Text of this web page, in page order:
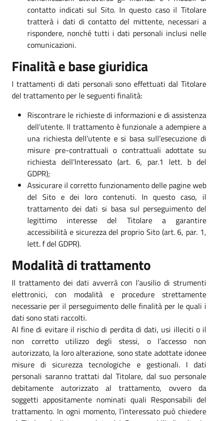
contatto indicati sul Sito. In questo caso il Titolare
tratterà i dati di contatto del mittente, necessari a
rispondere, nonché tutti i dati personali inclusi nelle
comunicazioni.
Finalità e base giuridica
I trattamenti di dati personali sono effettuati dal Titolare
del trattamento per le seguenti finalità:
Riscontrare le richieste di informazioni e di assistenza
dell’utente. Il trattamento è funzionale a adempiere a
una richiesta dell’utente e si basa sull’esecuzione di
misure pre-contrattuali o contrattuali adottate su
richiesta dell’Interessato (art. 6, par.1 lett. b del
GDPR);
Assicurare il corretto funzionamento delle pagine web
del Sito e dei loro contenuti. In questo caso, il
trattamento dei dati si basa sul perseguimento del
legittimo interesse del Titolare a garantire
accessibilità e sicurezza del proprio Sito (art. 6, par. 1,
lett. f del GDPR).
Modalità di trattamento
Il trattamento dei dati avverrà con l’ausilio di strumenti
elettronici, con modalità e procedure strettamente
necessarie per il perseguimento delle finalità per le quali i
dati sono stati raccolti.
Al fine di evitare il rischio di perdita di dati, usi illeciti o il
non corretto utilizzo degli stessi, o l’accesso non
autorizzato, la loro alterazione, sono state adottate idonee
misure di sicurezza tecnologiche e gestionali. I dati
personali saranno trattati dal Titolare, dal suo personale
debitamente autorizzato al trattamento, ovvero da
soggetti appositamente nominati quali Responsabili del
trattamento. In ogni momento, l’interessato può chiedere